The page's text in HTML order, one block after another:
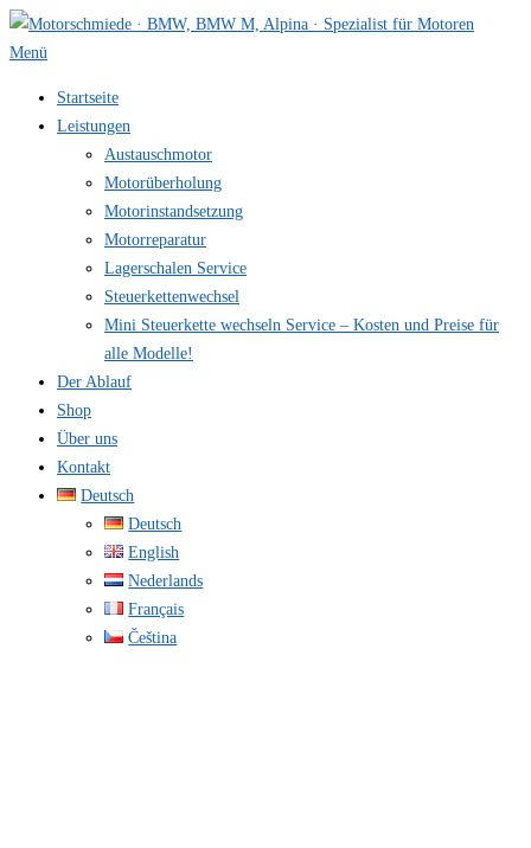
Zum
Inhalt
Menü
Startseite
Leistungen
Austauschmotor
Motorüberholung
Motorinstandsetzung
Motorreparatur
Lagerschalen Service
Steuerkettenwechsel
Mini Steuer­kette wechseln Service – Kosten und Preise für
alle Modelle!
Der Ablauf
Shop
Über uns
Kontakt
Deutsch
Deutsch
English
Nederlands
Français
Čeština